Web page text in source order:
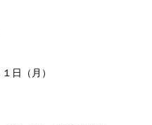
日（月）